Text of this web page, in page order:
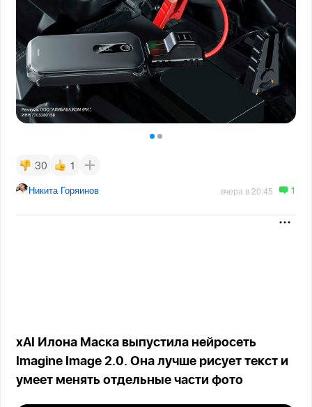
30 1
Никита Горяинов вчера в 20:45 1
xAI Илона Маска выпустила нейросеть
Imagine Image 2.0. Она лучше рисует текст и
умеет менять отдельные части фото